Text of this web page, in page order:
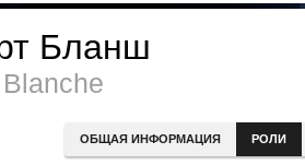
Бланш
ОБЩАЯ ИНФОРМАЦИЯ РОЛИ